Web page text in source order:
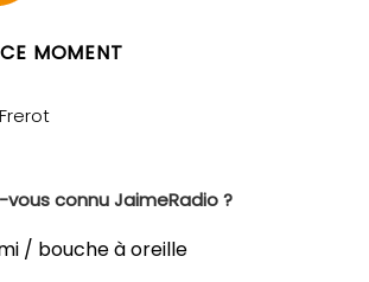
MOMENT
connu JaimeRadio ?
/ bouche à oreille